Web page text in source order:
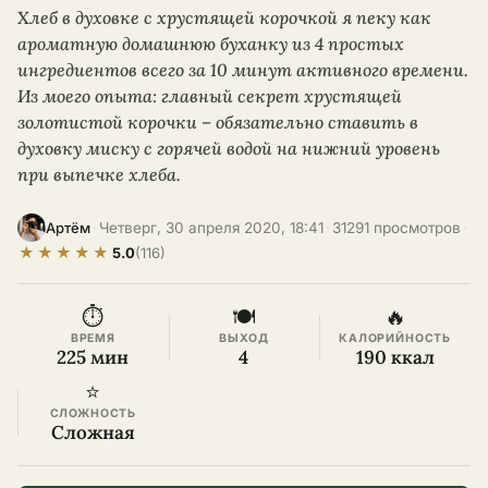
Хлеб в духовке с хрустящей корочкой я пеку как
ароматную домашнюю буханку из 4 простых
ингредиентов всего за 10 минут активного времени.
Из моего опыта: главный секрет хрустящей
золотистой корочки – обязательно ставить в
духовку миску с горячей водой на нижний уровень
при выпечке хлеба.
Артём Четверг, 30 апреля 2020, 18:41 31291 просмотров
★ ★ ★ ★ ★ 5.0(116)
⏱
ВРЕМЯ
225 мин
🍽
ВЫХОД
4
🔥
КАЛОРИЙНОСТЬ
190 ккал
⭐
СЛОЖНОСТЬ
Сложная